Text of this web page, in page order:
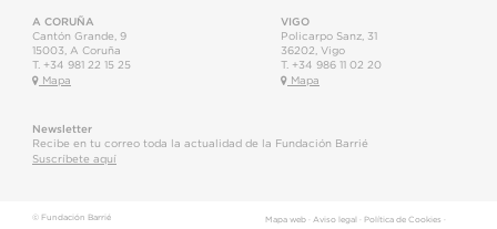
A CORUÑA
Cantón Grande, 9
15003
A Coruña
T. +34 981 22 15 25
Mapa
VIGO
Policarpo Sanz, 31
36202 Vigo
T. +34 986 11 02 20
Mapa
Newsletter
Recibe en tu correo toda la actualidad de la Fundación Barrié
Suscríbete aquí
© Fundación Barrié Mapa web· Aviso legal · Política de Cookies ·